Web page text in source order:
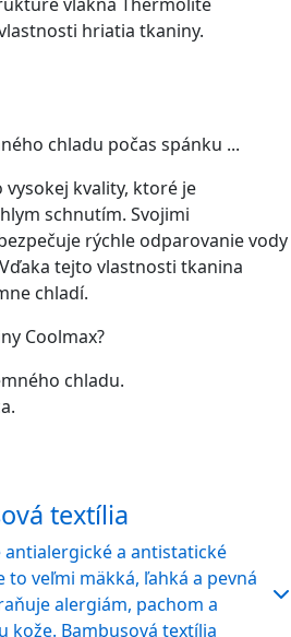
hriatia tkaniny.
chladu počas spánku ...
vysokej kvality, ktoré je
schnutím. Svojimi
rýchle odparovanie vody
tejto vlastnosti tkanina
chladí.
Coolmax?
chladu.
textília
antialergické a antistatické
to veľmi mäkká, ľahká a pevná
alergiám, pachom a
kože. Bambusová textília